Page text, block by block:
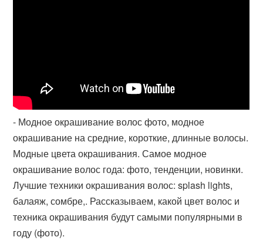
- Модное окрашивание волос фото, модное
окрашивание на средние, короткие, длинные волосы.
Модные цвета окрашивания. Самое модное
окрашивание волос года: фото, тенденции, новинки.
Лучшие техники окрашивания волос: splash lights,
балаяж, сомбре,​. Рассказываем, какой цвет волос и
техника окрашивания будут самыми популярными в
году (фото).